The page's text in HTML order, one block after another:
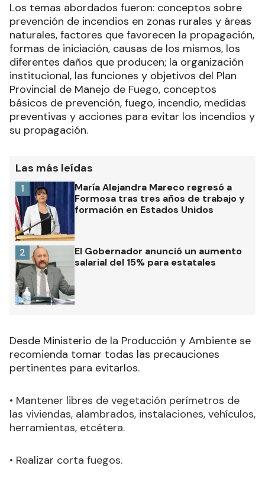
Los temas abordados fueron: conceptos sobre
prevención de incendios en zonas rurales y áreas
naturales, factores que favorecen la propagación,
formas de iniciación, causas de los mismos, los
diferentes daños que producen; la organización
institucional, las funciones y objetivos del Plan
Provincial de Manejo de Fuego, conceptos
básicos de prevención, fuego, incendio, medidas
preventivas y acciones para evitar los incendios y
su propagación.
Las más leídas
María Alejandra Mareco regresó a
Formosa tras tres años de trabajo y
formación en Estados Unidos
1
El Gobernador anunció un aumento
salarial del 15% para estatales
2
Desde Ministerio de la Producción y Ambiente se
recomienda tomar todas las precauciones
pertinentes para evitarlos.
• Mantener libres de vegetación perímetros de
las viviendas, alambrados, instalaciones, vehículos,
herramientas, etcétera.
• Realizar corta fuegos.